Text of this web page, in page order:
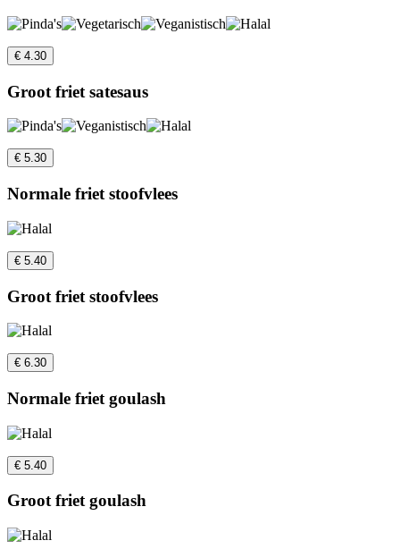
€ 4.30
Groot friet satesaus
€ 5.30
Normale friet stoofvlees
€ 5.40
Groot friet stoofvlees
€ 6.30
Normale friet goulash
€ 5.40
Groot friet goulash